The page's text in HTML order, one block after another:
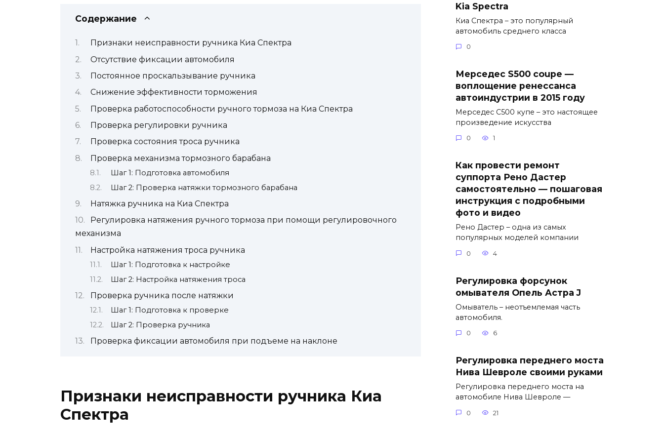
Содержание
Признаки неисправности ручника Киа Спектра
Отсутствие фиксации автомобиля
Постоянное проскальзывание ручника
Снижение эффективности торможения
Проверка работоспособности ручного тормоза на Киа Спектра
Проверка регулировки ручника
Проверка состояния троса ручника
Проверка механизма тормозного барабана
Шаг 1: Подготовка автомобиля
Шаг 2: Проверка натяжки тормозного барабана
Натяжка ручника на Киа Спектра
Регулировка натяжения ручного тормоза при помощи регулировочного
механизма
Настройка натяжения троса ручника
Шаг 1: Подготовка к настройке
Шаг 2: Настройка натяжения троса
Проверка ручника после натяжки
Шаг 1: Подготовка к проверке
Шаг 2: Проверка ручника
Проверка фиксации автомобиля при подъеме на наклоне
Признаки неисправности ручника Киа
Спектра
Kia Spectra
Киа Спектра – это популярный
автомобиль среднего класса
0
Мерседес S500 coupe —
воплощение ренессанса
автоиндустрии в 2015 году
Мерседес С500 купе – это настоящее
произведение искусства
0 1
Как провести ремонт
суппорта Рено Дастер
самостоятельно — пошаговая
инструкция с подробными
фото и видео
Рено Дастер – одна из самых
популярных моделей компании
0 4
Регулировка форсунок
омывателя Опель Астра J
Омыватель – неотъемлемая часть
автомобиля.
0 6
Регулировка переднего моста
Нива Шевроле своими руками
Регулировка переднего моста на
автомобиле Нива Шевроле —
0 21